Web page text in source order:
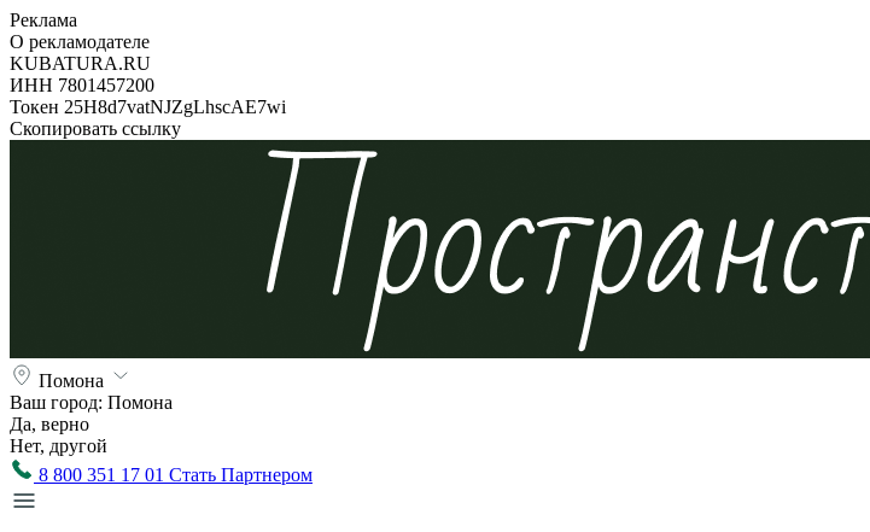
Реклама
О рекламодателе
KUBATURA.RU
ИНН 7801457200
Токен 25H8d7vatNJZgLhscAE7wi
Скопировать ссылку
Помона
Ваш город: Помона
Да, верно
Нет, другой
8 800 351 17 01 Стать Партнером